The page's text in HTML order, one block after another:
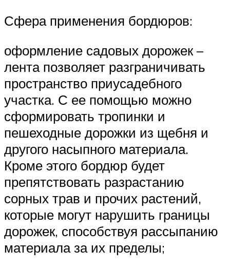
Сфера применения бордюров:
оформление садовых дорожек –
лента позволяет разграничивать
пространство приусадебного
участка. С ее помощью можно
сформировать тропинки и
пешеходные дорожки из щебня и
другого насыпного материала.
Кроме этого бордюр будет
препятствовать разрастанию
сорных трав и прочих растений,
которые могут нарушить границы
дорожек, способствуя рассыпанию
материала за их пределы;